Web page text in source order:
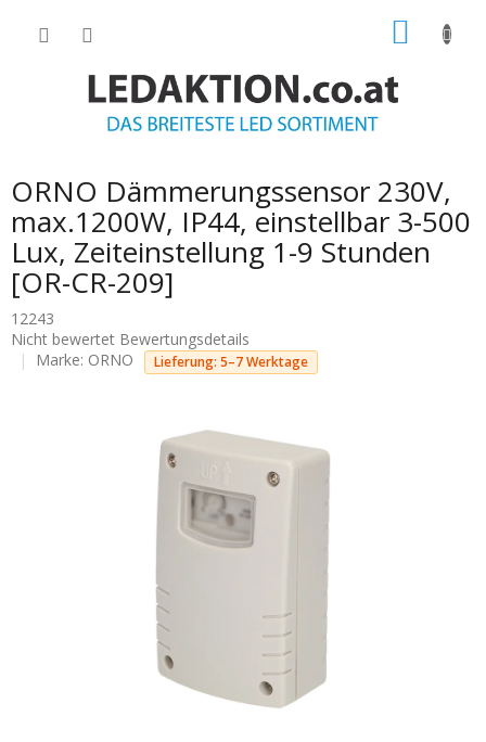
ORNO Dämmerungssensor 230V,
max.1200W, IP44, einstellbar 3-500
Lux, Zeiteinstellung 1-9 Stunden
[OR-CR-209]
12243
Die
durchschnittliche
Nicht bewertet Bewertungsdetails
Marke: ORNO Lieferung: 5–7 Werktage